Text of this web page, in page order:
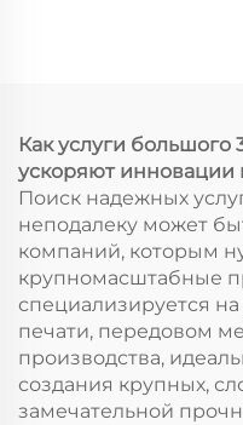
гранулированных
материалов
Как услуги большого
ускоряют инновации
Поиск надежных
неподалеку может
компаний, которым
крупномасштабные
специализируется
печати, передовом
производства,
создания крупных,
замечательной